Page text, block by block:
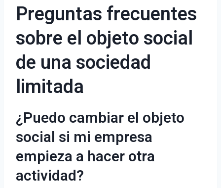
Preguntas frecuentes
sobre el objeto social
de una sociedad
limitada
¿Puedo cambiar el objeto
social si mi empresa
empieza a hacer otra
actividad?